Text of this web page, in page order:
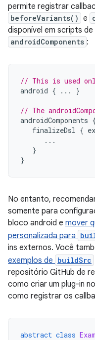
permite registrar
beforeVariants() e
disponível em scripts
androidComponents :
// This is used
android { ... }
// The
androidComponents {
finalizeDsl {
...
}
}
No entanto,
somente para
bloco android e mover
personalizada para
ins externos. Você
exemplos de buildSrc
repositório GitHub de
como criar um plug-in
como registrar os
abstract class